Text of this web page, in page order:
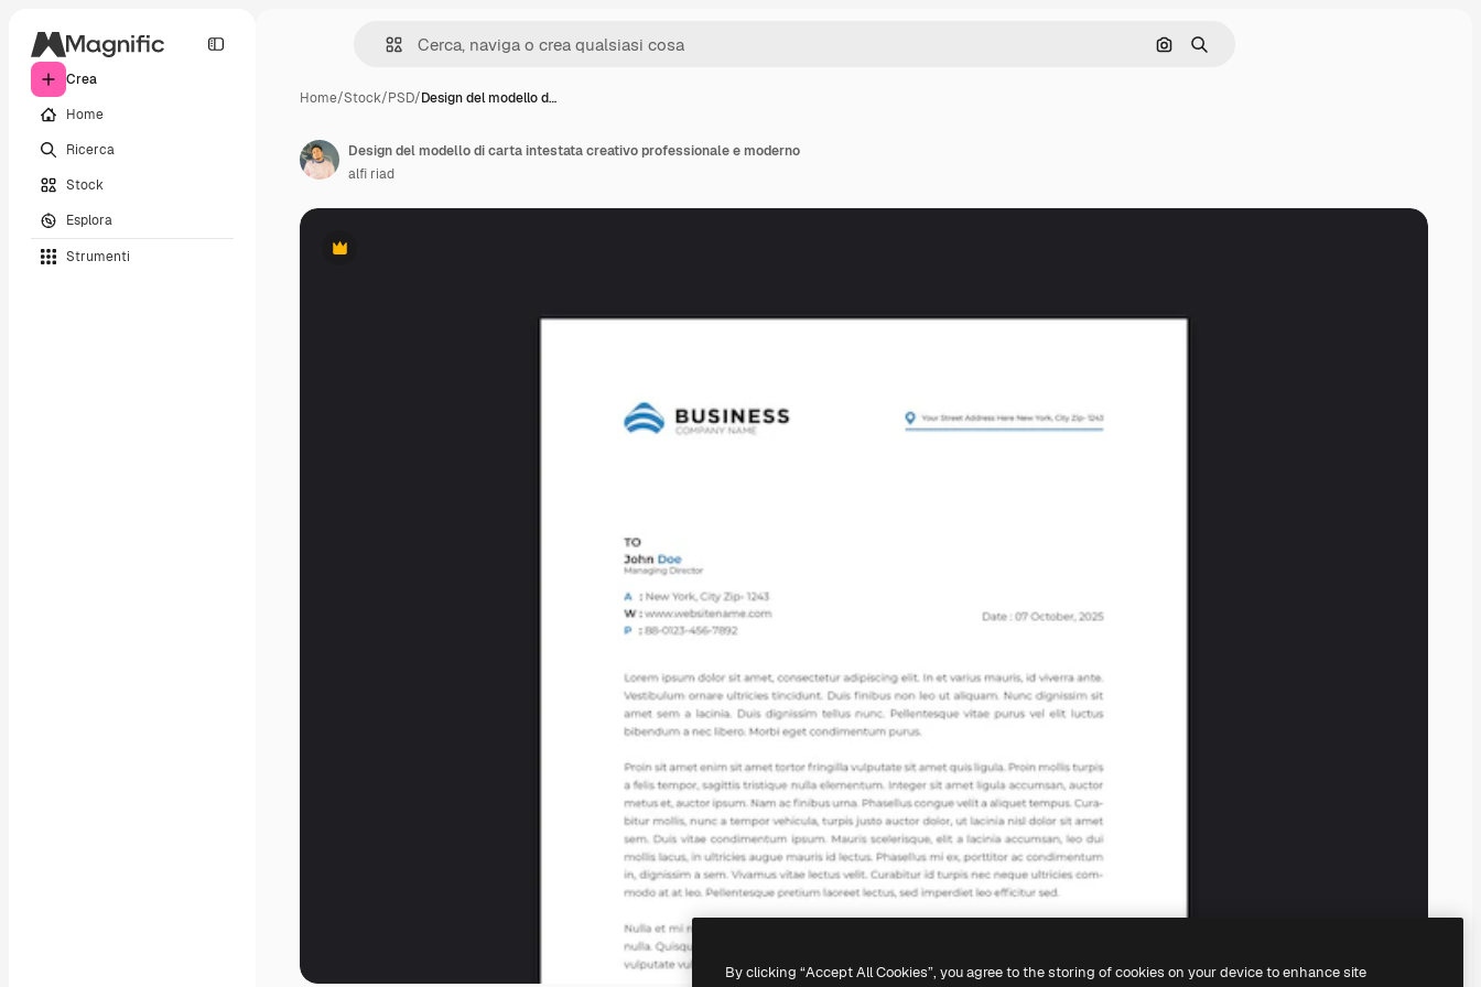
Crea
Home
Ricerca
Stock
Esplora
Strumenti
Cerca per immagine
Ricerca
Home/Stock/PSD/Design del modello d…
Premium
Design del modello di carta intestata creativo professionale e moderno
alfi riad
By clicking “Accept All Cookies”, you agree to the storing of cookies on your device to enhance site